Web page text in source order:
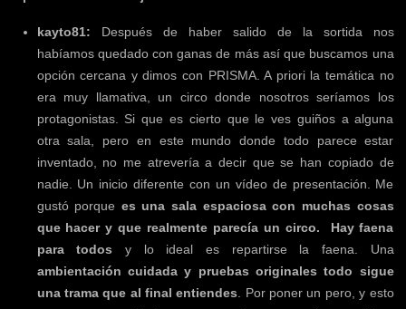
kayto81: Después de haber salido de la sortida nos
habíamos quedado con ganas de más así que buscamos una
opción cercana y dimos con PRISMA. A priori la temática no
era muy llamativa, un circo donde nosotros seríamos los
protagonistas. Si que es cierto que le ves guiños a alguna
otra sala, pero en este mundo donde todo parece estar
inventado, no me atrevería a decir que se han copiado de
nadie. Un inicio diferente con un vídeo de presentación. Me
gustó porque es una sala espaciosa con muchas cosas
que hacer y que realmente parecía un circo. Hay faena
para todos y lo ideal es repartirse la faena. Una
ambientación cuidada y pruebas originales todo sigue
una trama que al final entiendes. Por poner un pero, y esto